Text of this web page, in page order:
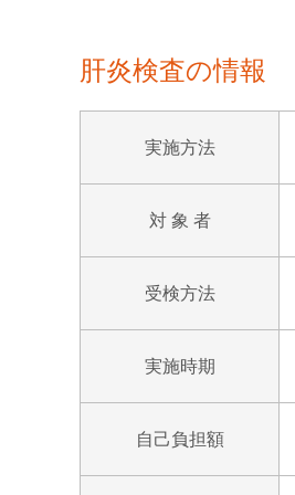
肝炎検査の情報
実施方法
対 象 者
受検方法
実施時期
自己負担額